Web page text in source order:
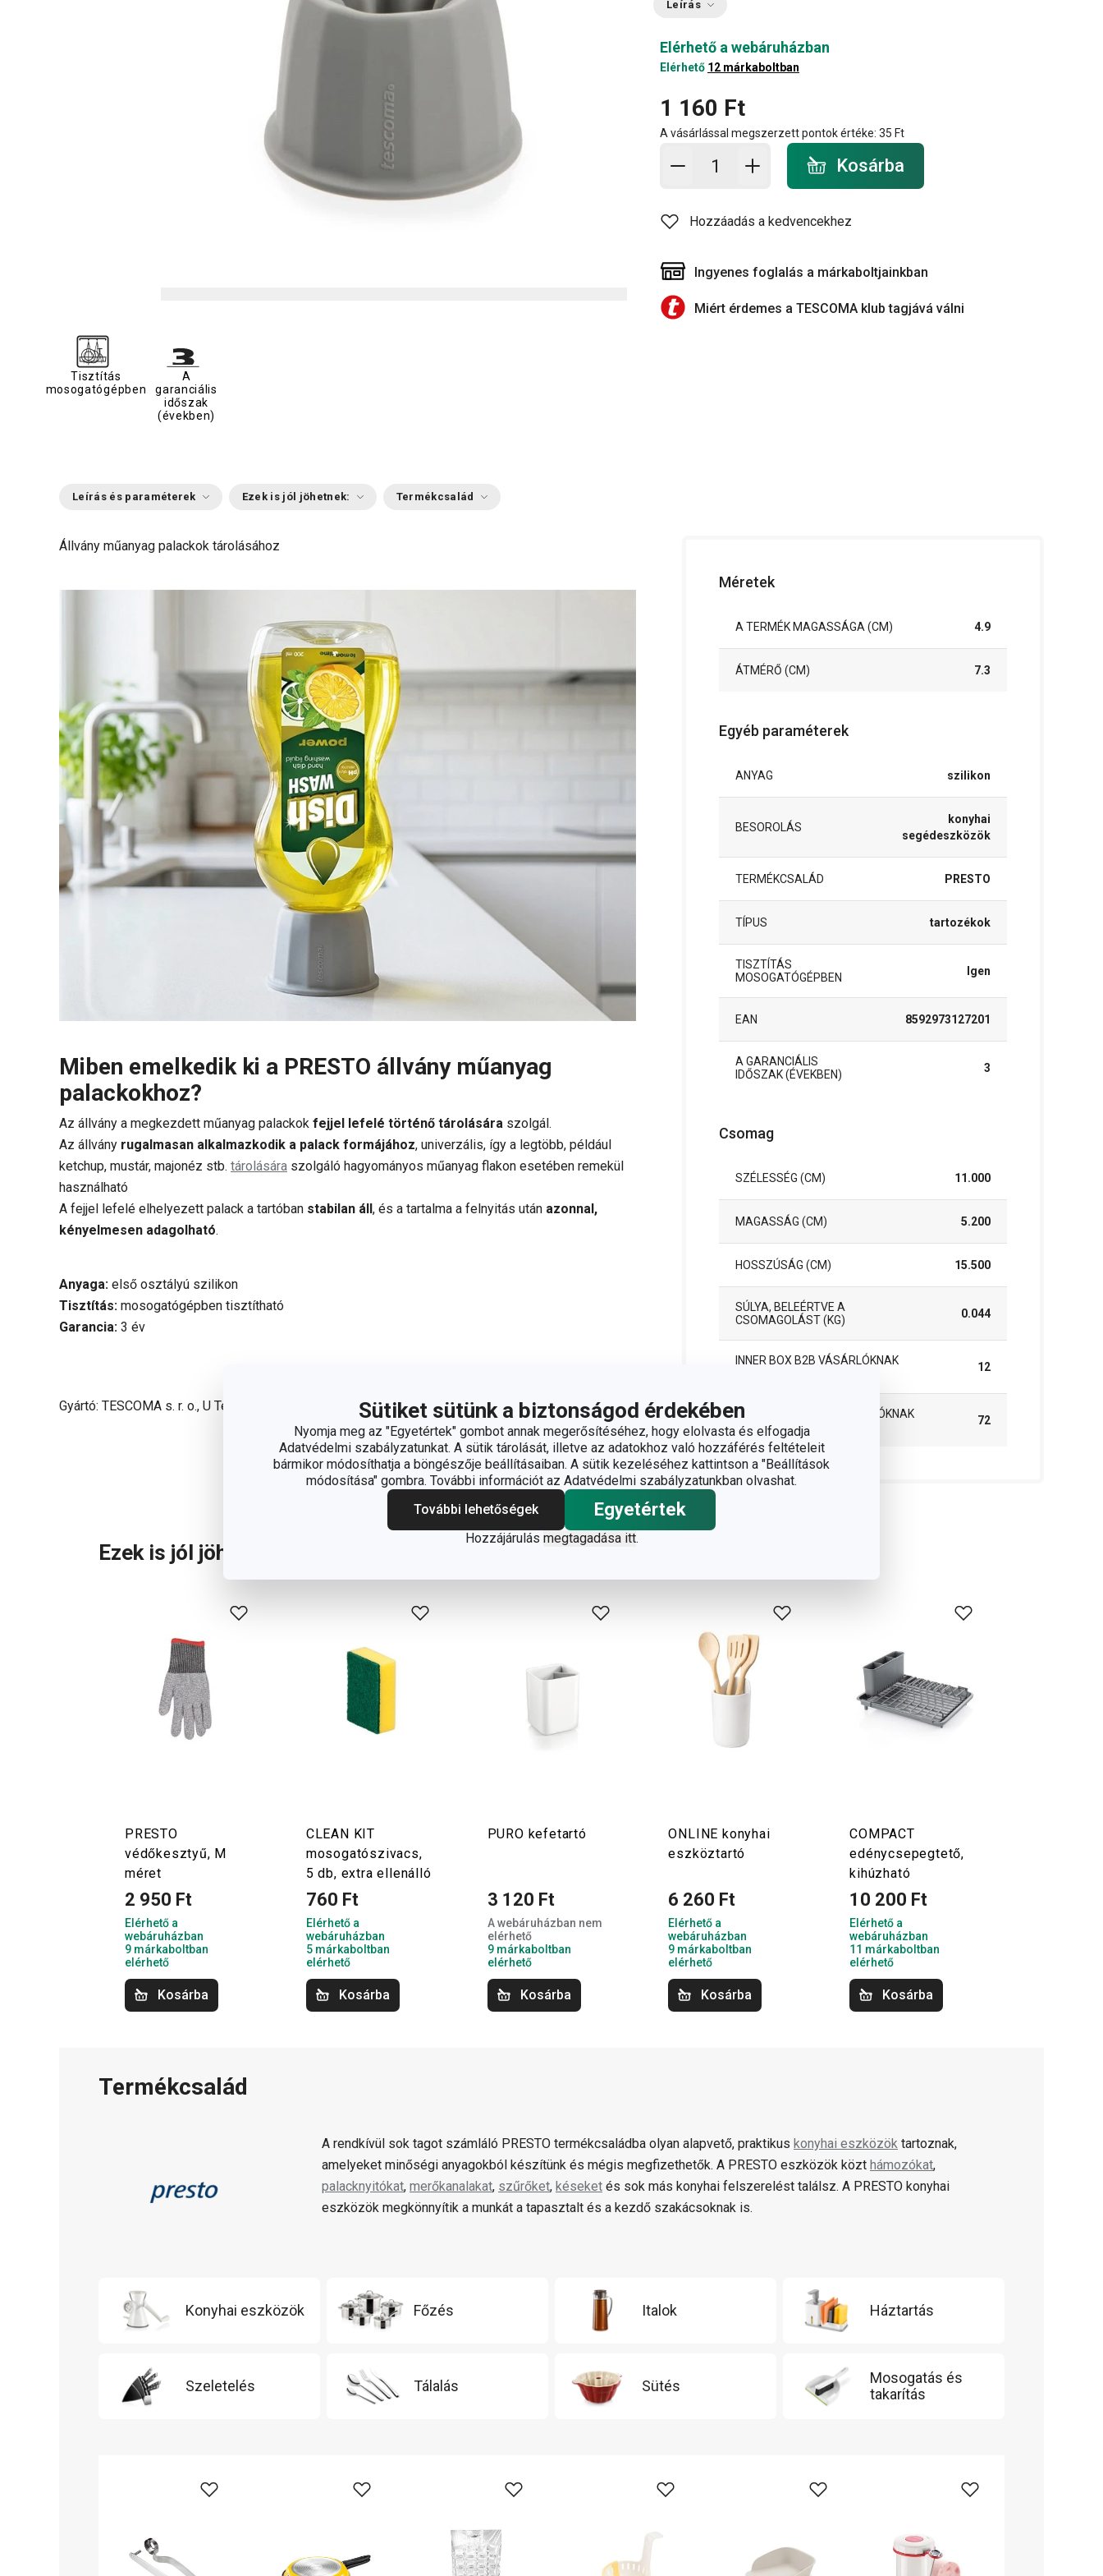
Sütiket sütünk a biztonságod érdekében
Nyomja meg az "Egyetértek" gombot annak megerősítéséhez, hogy elolvasta és elfogadja
Adatvédelmi szabályzatunkat. A sütik tárolását, illetve az adatokhoz való hozzáférés feltételeit
bármikor módosíthatja a böngészője beállításaiban. A sütik kezeléséhez kattintson a "Beállítások
módosítása" gombra. További információt az Adatvédelmi szabályzatunkban olvashat.
További lehetőségek
Egyetértek
Hozzájárulás megtagadása itt.
Leírás
Elérhető a webáruházban
Elérhető 12 márkaboltban
1 160 Ft
A vásárlással megszerzett pontok értéke: 35 Ft
Kosárba - mennyiség
Kosárba
Hozzáadás a kedvencekhez
Ingyenes foglalás a márkaboltjainkban
Miért érdemes a TESCOMA klub tagjává válni
Tisztítás
mosogatógépben
A
garanciális
időszak
(években)
Leírás és paraméterek Ezek is jól jöhetnek: Termékcsalád
Állvány műanyag palackok tárolásához
Miben emelkedik ki a PRESTO állvány műanyag
palackokhoz?
Az állvány a megkezdett műanyag palackok fejjel lefelé történő tárolására szolgál.
Az állvány rugalmasan alkalmazkodik a palack formájához, univerzális, így a legtöbb, például
ketchup, mustár, majonéz stb. tárolására szolgáló hagyományos műanyag flakon esetében remekül
használható
A fejjel lefelé elhelyezett palack a tartóban stabilan áll , és a tartalma a felnyitás után azonnal,
kényelmesen adagolható.
Anyaga: első osztályú szilikon
Tisztítás: mosogatógépben tisztítható
Garancia: 3 év
Gyártó: TESCOMA s. r. o., U Tescomy 241, 760 01 Zlín;info@tescoma.hu
Olvasson kevesebbet
Méretek
A TERMÉK MAGASSÁGA (CM) 4.9
ÁTMÉRŐ (CM) 7.3
Egyéb paraméterek
ANYAG szilikon
BESOROLÁS
konyhai
segédeszközök
TERMÉKCSALÁD PRESTO
TÍPUS tartozékok
TISZTÍTÁS
MOSOGATÓGÉPBEN
Igen
EAN 8592973127201
A GARANCIÁLIS
IDŐSZAK (ÉVEKBEN)
3
Csomag
SZÉLESSÉG (CM) 11.000
MAGASSÁG (CM) 5.200
HOSSZÚSÁG (CM) 15.500
SÚLYA, BELEÉRTVE A
CSOMAGOLÁST (KG)
0.044
INNER BOX B2B VÁSÁRLÓKNAK
12
MASTER BOX B2B VÁSÁRLÓKNAK
(DB)
72
Ezek is jól jöhetnek:
PRESTO
védőkesztyű, M
méret
2 950 Ft
Elérhető a
webáruházban
9 márkaboltban
elérhető
Kosárba
CLEAN KIT
mosogatószivacs,
5 db, extra ellenálló
760 Ft
Elérhető a
webáruházban
5 márkaboltban
elérhető
Kosárba
PURO kefetartó
3 120 Ft
A webáruházban nem
elérhető
9 márkaboltban
elérhető
Kosárba
ONLINE konyhai
eszköztartó
6 260 Ft
Elérhető a
webáruházban
9 márkaboltban
elérhető
Kosárba
COMPACT
edénycsepegtető,
kihúzható
10 200 Ft
Elérhető a
webáruházban
11 márkaboltban
elérhető
Kosárba
Termékcsalád
A rendkívül sok tagot számláló PRESTO termékcsaládba olyan alapvető, praktikus konyhai eszközök tartoznak,
amelyeket minőségi anyagokból készítünk és mégis megfizethetők. A PRESTO eszközök közt hámozókat,
palacknyitókat, merőkanalakat, szűrőket, késeket és sok más konyhai felszerelést találsz. A PRESTO konyhai
eszközök megkönnyítik a munkát a tapasztalt és a kezdő szakácsoknak is.
Konyhai eszközök Főzés Italok Háztartás
Szeletelés Tálalás Sütés
Mosogatás és
takarítás